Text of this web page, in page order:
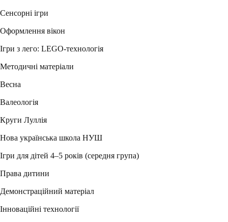
Сенсорні ігри
Оформлення вікон
Ігри з лего: LEGO-технологія
Методичні матеріали
Весна
Валеологія
Круги Луллія
Нова українська школа НУШ
Ігри для дітей 4–5 років (середня група)
Права дитини
Демонстраційний матеріал
Інноваційні технології